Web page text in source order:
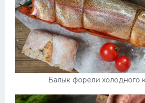
Балык форели холодного